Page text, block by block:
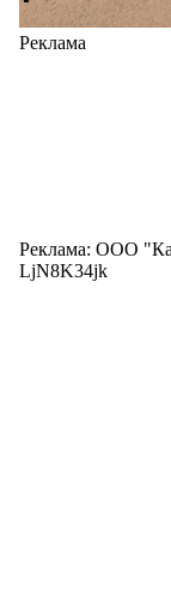
Реклама
Реклама: ООО
LjN8K34jk